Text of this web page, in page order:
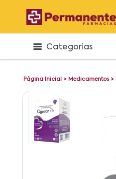
Categorias
Página Inicial > Medicamentos>